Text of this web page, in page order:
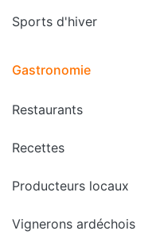
Sports d'hiver
Gastronomie
Restaurants
Recettes
Producteurs locaux
Vignerons ardéchois